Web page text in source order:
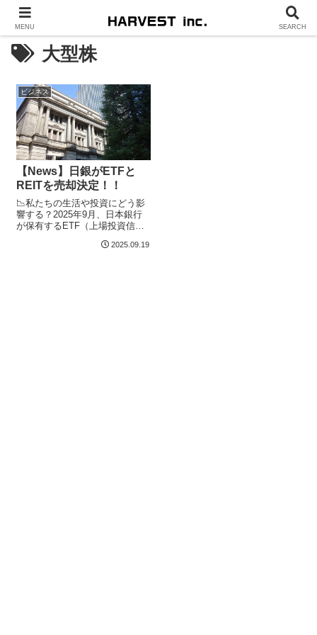
大型株
ビジネス
【News】日銀がETFと
REITを売却決定！！
📉私たちの生活や投資にどう影
響する？2025年9月、日本銀行
が保有するETF（上場投資信
2025.09.19
MENU SEARCH